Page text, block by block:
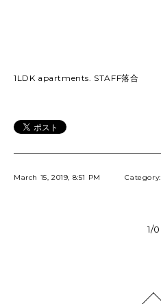
1LDK apartments. STAFF落合
March 15, 2019, 8:51 PM Category:
1/0